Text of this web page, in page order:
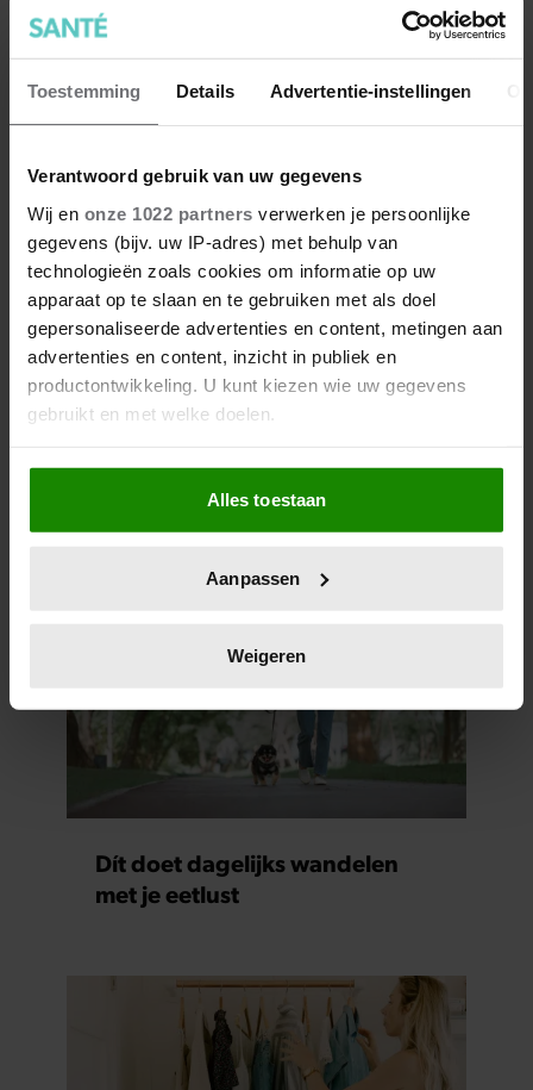
Toestemming Details Advertentie-instellingen
Verantwoord gebruik van uw gegevens
Wij en onze 1022 partners verwerken je persoonlijke
gegevens (bijv. uw IP-adres) met behulp van
technologieën zoals cookies om informatie op uw
apparaat op te slaan en te gebruiken met als doel
gepersonaliseerde advertenties en content, metingen aan
advertenties en content, inzicht in publiek en
productontwikkeling. U kunt kiezen wie uw gegevens
gebruikt en met welke doelen.
Als u het toestaat, willen we ook graag:
Informatie verzamelen over uw geografische
locatie, die tot een paar meter nauwkeurig kan zijn
scannen op specifieke eigenschappen (fingerprinting)
verwerkt en stel uw voorkeuren in het
intrekken in de Cookieverklaring.
We gebruiken cookies om content en advertenties te
en om ons websiteverkeer te analyseren. Ook delen we
informatie over uw gebruik van onze site met onze
partners voor social media, adverteren en analyse. Deze
partners kunnen deze gegevens combineren met andere
gaat akkoord met onze cookies als u onze website blijft
Alles toestaan
Aanpassen
Weigeren
geluksmomentjes vormen. Naast het creëren van
inspirerende content voor Santé, is ze ook actief
evenementen als hostess.
Meer van Maaike
zwaar voelt (spoiler: het ligt
niet aan je conditie)
Dít doet dagelijks wandelen
met je eetlust